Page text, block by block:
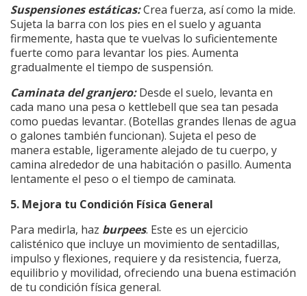
Suspensiones estáticas:Crea fuerza, así como la mide.
Sujeta la barra con los pies en el suelo y aguanta
firmemente, hasta que te vuelvas lo suficientemente
fuerte como para levantar los pies. Aumenta
gradualmente el tiempo de suspensión.
Caminata del granjero:Desde el suelo, levanta en
cada mano una pesa o kettlebell que sea tan pesada
como puedas levantar. (Botellas grandes llenas de agua
o galones también funcionan). Sujeta el peso de
manera estable, ligeramente alejado de tu cuerpo, y
camina alrededor de una habitación o pasillo. Aumenta
lentamente el peso o el tiempo de caminata.
5. Mejora tu Condición Física General
Para medirla, haz burpees. Este es un ejercicio
calisténico que incluye un movimiento de sentadillas,
impulso y flexiones, requiere y da resistencia, fuerza,
equilibrio y movilidad, ofreciendo una buena estimación
de tu condición física general.